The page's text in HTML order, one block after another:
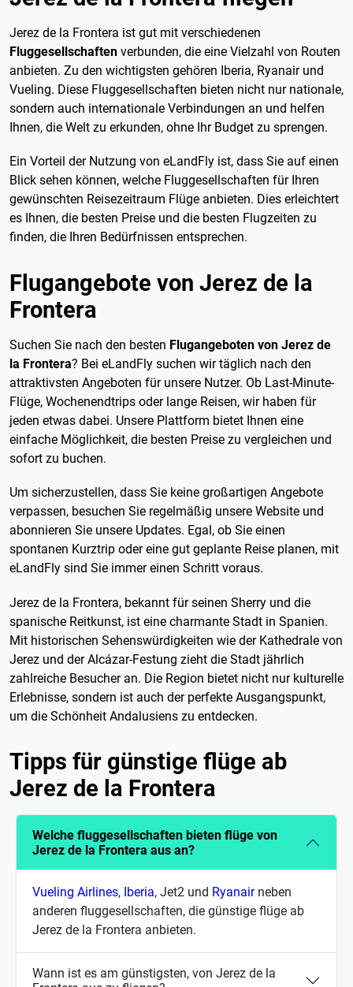
Jerez de la Frontera ist gut mit verschiedenen
Fluggesellschaften verbunden, die eine Vielzahl von Routen
anbieten. Zu den wichtigsten gehören Iberia, Ryanair und
Vueling. Diese Fluggesellschaften bieten nicht nur nationale,
sondern auch internationale Verbindungen an und helfen
Ihnen, die Welt zu erkunden, ohne Ihr Budget zu sprengen.
Ein Vorteil der Nutzung von eLandFly ist, dass Sie auf einen
Blick sehen können, welche Fluggesellschaften für Ihren
gewünschten Reisezeitraum Flüge anbieten. Dies erleichtert
es Ihnen, die besten Preise und die besten Flugzeiten zu
finden, die Ihren Bedürfnissen entsprechen.
Flugangebote von Jerez de la
Frontera
Suchen Sie nach den besten Flugangeboten von Jerez de
la Frontera? Bei eLandFly suchen wir täglich nach den
attraktivsten Angeboten für unsere Nutzer. Ob Last-Minute-
Flüge, Wochenendtrips oder lange Reisen, wir haben für
jeden etwas dabei. Unsere Plattform bietet Ihnen eine
einfache Möglichkeit, die besten Preise zu vergleichen und
sofort zu buchen.
Um sicherzustellen, dass Sie keine großartigen Angebote
verpassen, besuchen Sie regelmäßig unsere Website und
abonnieren Sie unsere Updates. Egal, ob Sie einen
spontanen Kurztrip oder eine gut geplante Reise planen, mit
eLandFly sind Sie immer einen Schritt voraus.
Jerez de la Frontera, bekannt für seinen Sherry und die
spanische Reitkunst, ist eine charmante Stadt in Spanien.
Mit historischen Sehenswürdigkeiten wie der Kathedrale von
Jerez und der Alcázar-Festung zieht die Stadt jährlich
zahlreiche Besucher an. Die Region bietet nicht nur kulturelle
Erlebnisse, sondern ist auch der perfekte Ausgangspunkt,
um die Schönheit Andalusiens zu entdecken.
Tipps für günstige flüge ab
Jerez de la Frontera
Welche fluggesellschaften bieten flüge von
Jerez de la Frontera aus an?
Vueling Airlines, Iberia, Jet2 und Ryanairneben
anderen fluggesellschaften, die günstige flüge ab
Jerez de la Frontera anbieten.
Wann ist es am günstigsten, von Jerez de la